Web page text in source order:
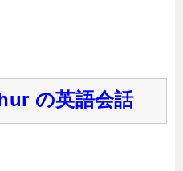
の英語会話